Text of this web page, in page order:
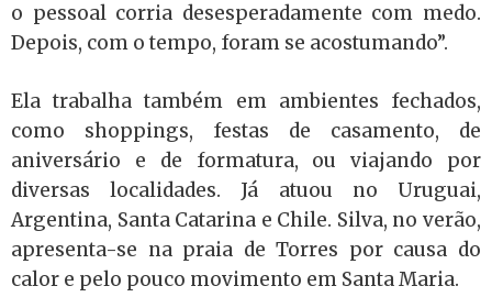
o pessoal corria desesperadamente com medo.
Depois, com o tempo, foram se acostumando”.
Ela trabalha também em ambientes fechados,
como shoppings, festas de casamento, de
aniversário e de formatura, ou viajando por
diversas localidades. Já atuou no Uruguai,
Argentina, Santa Catarina e Chile. Silva, no verão,
apresenta-se na praia de Torres por causa do
calor e pelo pouco movimento em Santa Maria.